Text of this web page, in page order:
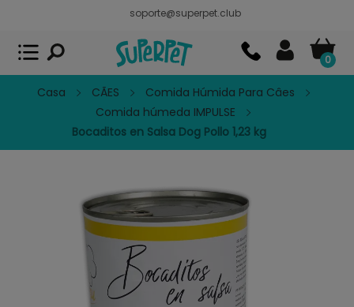
soporte@superpet.club
0
Casa CÃES
Comida Húmida Para Câes
Comida húmeda IMPULSE
Bocaditos en Salsa Dog Pollo 1,23 kg
Superpet, comida para mascotas
APP GRATIS - En Google Play